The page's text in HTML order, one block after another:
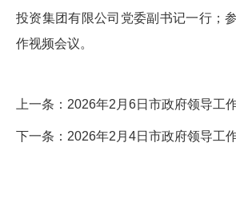
投资集团有限公司党委副书记一行；
作视频会议。
上一条： 2026年2月6日市政府领导工
下一条： 2026年2月4日市政府领导工